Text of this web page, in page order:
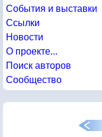
События и выставки
Ссылки
Новости
О проекте...
Поиск авторов
Сообщество